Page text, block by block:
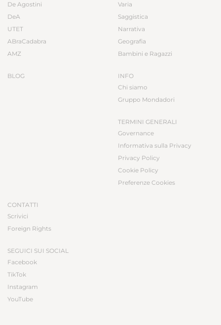
De Agostini
DeA
UTET
ABraCadabra
AMZ
BLOG
Varia
Saggistica
Narrativa
Geografia
Bambini e Ragazzi
INFO
Chi siamo
Gruppo Mondadori
TERMINI GENERALI
Governance
Informativa sulla Privacy
Privacy Policy
Cookie Policy
Preferenze Cookies
CONTATTI
Scrivici
Foreign Rights
SEGUICI SUI SOCIAL
Facebook
TikTok
Instagram
YouTube